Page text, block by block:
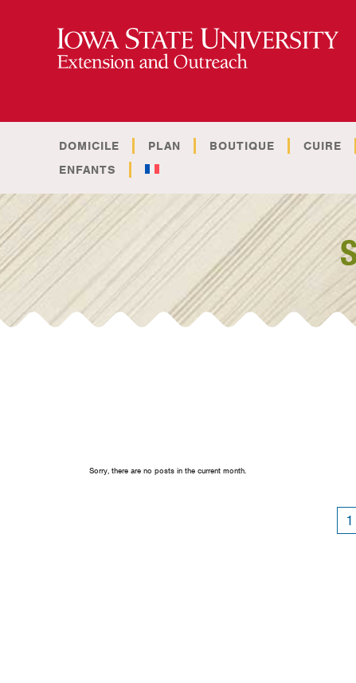
DOMICILE PLAN BOUTIQUE CUIRE
ENFANTS
Sorry, there are no posts in the current month.
1